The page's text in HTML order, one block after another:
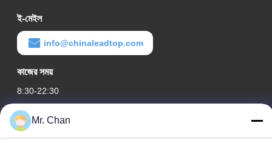
ই-মেইল
info@chinaleadtop.com
কাজের সময়
8:30-22:30
আমাদের ঠিকানা
কোম্পানির ঠিকানা
Mr. Chan